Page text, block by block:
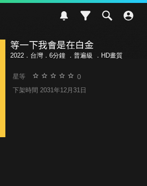
等一下我會是在白金
2022．台灣．6分鐘 ． 普遍級 ．HD畫質
星等 0
下架時間 2031年12月31日